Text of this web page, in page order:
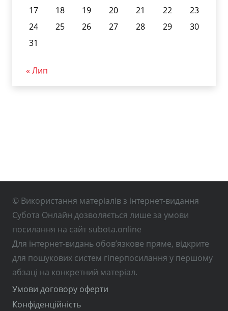
17
18 19 20 21 22
23
24
25 26 27 28 29
30
31
« Лип
© Використання матеріалів з інтернет-видання
Субота Онлайн дозволяється лише за умови
посилання на сайт subota.online
Для інтернет-видань обов’язкове пряме, відкрите
для пошукових систем гіперпосилання у першому
абзаці на конкретний матеріал.
Умови договору оферти
Конфіденційність